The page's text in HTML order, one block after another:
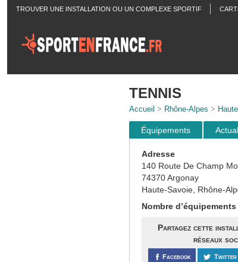
TROUVER UNE INSTALLATION OU UN COMPLEXE SPORTIF
TENNIS
Accueil > Rhône-Alpes >
Équipements
Adresse
140 Route De Champ
74370 Argonay
Haute-Savoie, Rhône-
Nombre d’équipements
Partagez cette
réseaux
Facebook Twitter